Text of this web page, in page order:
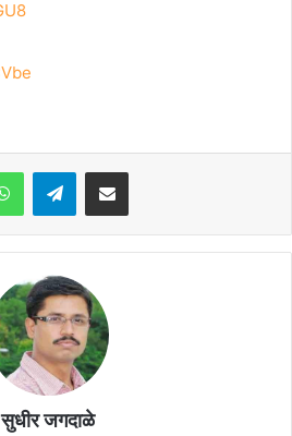
WhatsAppTelegramShare via Email
सुधीर जगदाळे